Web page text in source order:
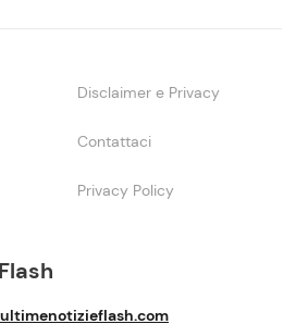
Disclaimer e Privacy
Contattaci
Privacy Policy